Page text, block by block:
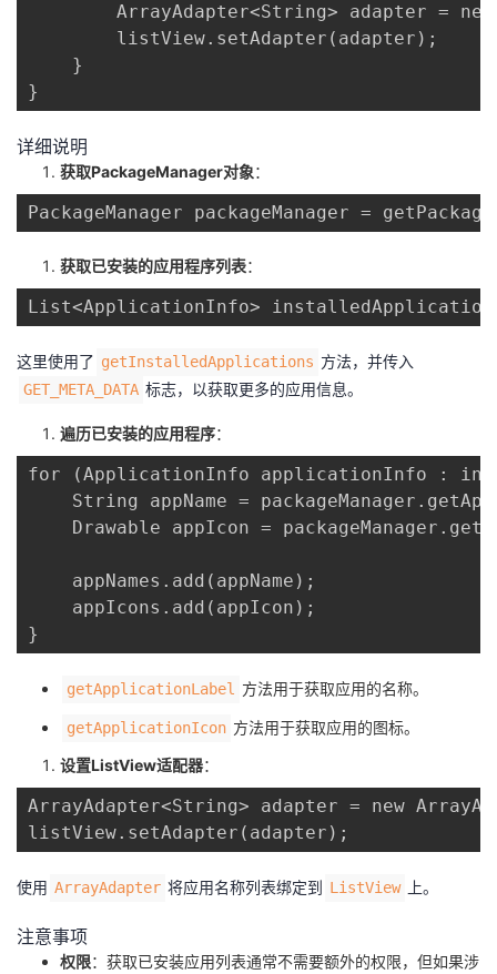
ArrayAdapter<String> adapter =
        listView.setAdapter(adapter);
    }
}
详细说明
获取PackageManager对象：
PackageManager packageManager =
获取已安装的应用程序列表：
List<ApplicationInfo> installedApplications =
这里使用了​ ​getInstalledApplications​ ​​方法，并传入​
​GET_META_DATA​ ​标志，以获取更多的应用信息。
遍历已安装的应用程序：
for (ApplicationInfo applicationInfo :
String appName =
Drawable appIcon =
    appNames.add(appName);
    appIcons.add(appIcon);
}
​getApplicationLabel​ ​方法用于获取应用的名称。
​getApplicationIcon​ ​方法用于获取应用的图标。
设置ListView适配器：
ArrayAdapter<String> adapter = new
listView.setAdapter(adapter);
使用​ ​ArrayAdapter​ ​​将应用名称列表绑定到​ ​ListView​ ​上。
注意事项
权限：获取已安装应用列表通常不需要额外的权限，但如果涉